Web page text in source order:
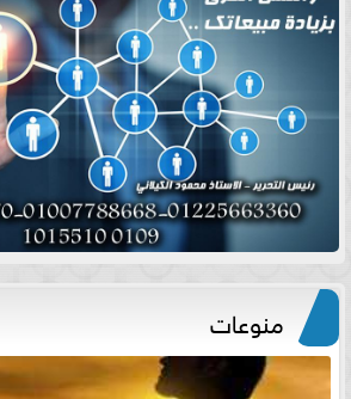
منوعات